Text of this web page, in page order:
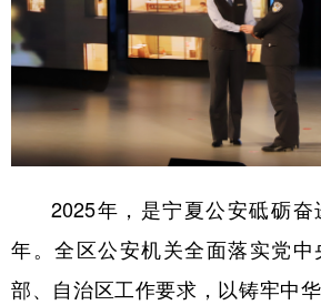
2025年，是宁夏公安砥砺奋
年。全区公安机关全面落实党
部、自治区工作要求，以铸牢中